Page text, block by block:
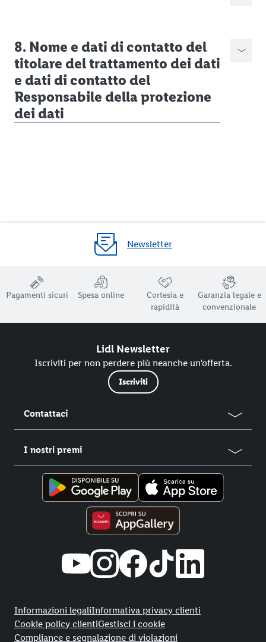
8. Nome e dati di contatto del
titolare del trattamento dei dati
e dati di contatto del
Responsabile della protezione
dei dati
Newsletter
Pagamenti sicuri Spesa online
Cortesia e
rapidità
Garanzia legale e
convenzionale
Lidl Newsletter
Iscriviti per non perdere più neanche un'offerta.
Iscriviti
Contattaci
I nostri premi
Informazioni legaliInformativa privacy clienti
Cookie policy clientiGestisci i cookie
Compliance e segnalazione di violazioni